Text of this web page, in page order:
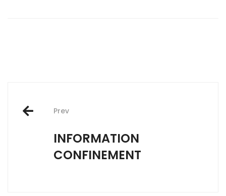
Post
navigation
Prev
INFORMATION
CONFINEMENT